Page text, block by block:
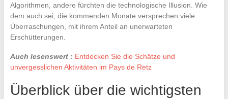
Algorithmen, andere fürchten die technologische Illusion. Wie
dem auch sei, die kommenden Monate versprechen viele
Überraschungen, mit ihrem Anteil an unerwarteten
Erschütterungen.
Auch lesenswert : Entdecken Sie die Schätze und
unvergesslichen Aktivitäten im Pays de Retz
Überblick über die wichtigsten